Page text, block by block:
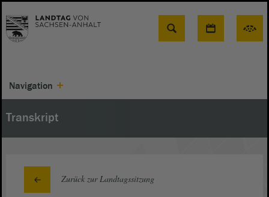
Suche
Navigation
Transkript
Zurück zur Landtagssitzung